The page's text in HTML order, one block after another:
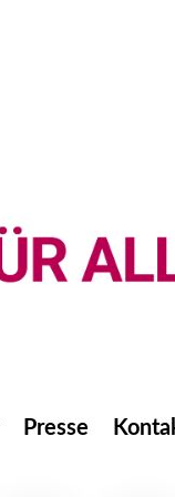
Presse